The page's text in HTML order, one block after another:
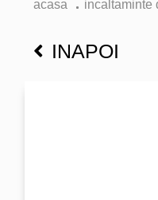
acasa incaltaminte
INAPOI